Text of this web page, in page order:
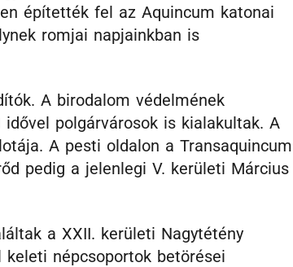
építették fel az Aquincum katonai
romjai napjainkban is
A birodalom védelmének
polgárvárosok is kialakultak. A
A pesti oldalon a Transaquincum
pedig a jelenlegi V. kerületi Március
a XXII. kerületi Nagytétény
népcsoportok betörései